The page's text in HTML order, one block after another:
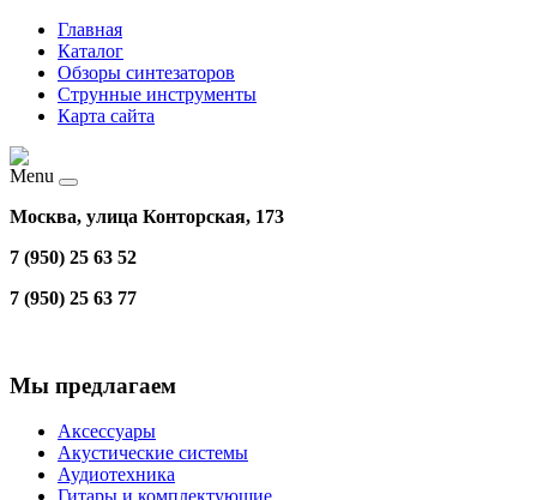
Главная
Каталог
Обзоры синтезаторов
Струнные инструменты
Карта сайта
Menu
Москва, улица Конторская, 173
7 (950) 25 63 52
7 (950) 25 63 77
Мы предлагаем
Аксессуары
Акустические системы
Аудиотехника